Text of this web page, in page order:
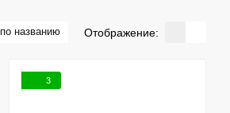
по названию Отображение:
3